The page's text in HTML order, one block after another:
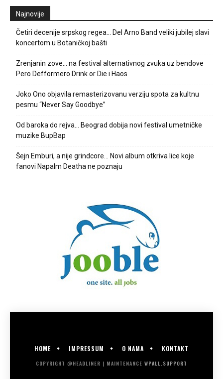
Najnovije
Četiri decenije srpskog regea… Del Arno Band veliki jubilej slavi
koncertom u Botaničkoj bašti
Zrenjanin zove… na festival alternativnog zvuka uz bendove
Pero Defformero Drink or Die i Haos
Joko Ono objavila remasterizovanu verziju spota za kultnu
pesmu “Never Say Goodbye”
Od baroka do rejva… Beograd dobija novi festival umetničke
muzike BupBap
Šejn Emburi, a nije grindcore… Novi album otkriva lice koje
fanovi Napalm Deatha ne poznaju
HOME IMPRESSUM O NAMA KONTAKT
COPYRIGHT @HEADLINER | MAINTENANCE WPALL.SUPPORT